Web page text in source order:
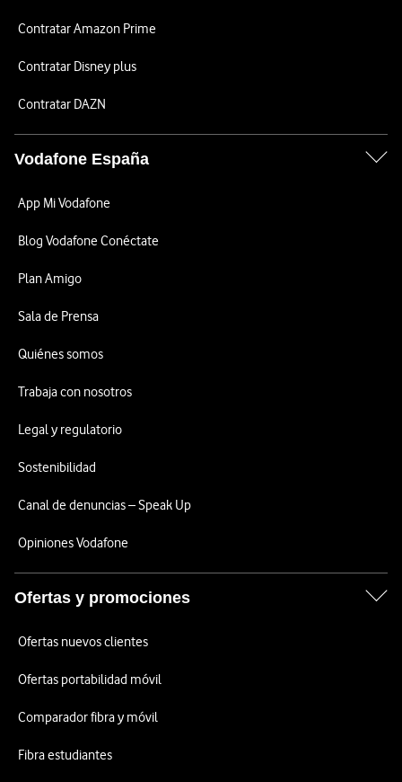
Contratar Amazon Prime
Contratar Disney plus
Contratar DAZN
Vodafone España
App Mi Vodafone
Blog Vodafone Conéctate
Plan Amigo
Sala de Prensa
Quiénes somos
Trabaja con nosotros
Legal y regulatorio
Sostenibilidad
Canal de denuncias – Speak Up
Opiniones Vodafone
Ofertas y promociones
Ofertas nuevos clientes
Ofertas portabilidad móvil
Comparador fibra y móvil
Fibra estudiantes